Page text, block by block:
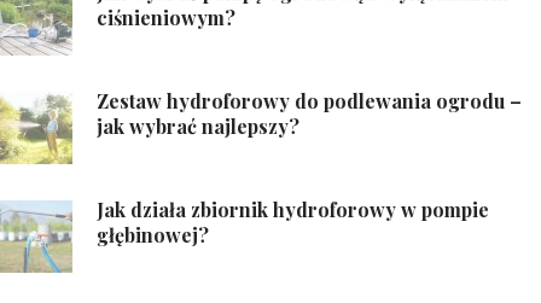
ciśnieniowym?
Zestaw hydroforowy do podlewania ogrodu –
jak wybrać najlepszy?
Jak działa zbiornik hydroforowy w pompie
głębinowej?